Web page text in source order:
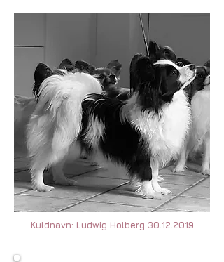
Kuldnavn: Ludwig Holberg 30.12.2019